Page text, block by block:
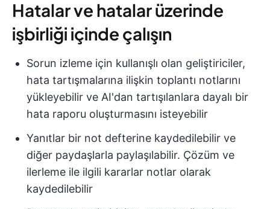
Hatalar ve hatalar üzerinde
işbirliği içinde çalışın
Sorun izleme için kullanışlı olan geliştiriciler,
hata tartışmalarına ilişkin toplantı notlarını
yükleyebilir ve AI'dan tartışılanlara dayalı bir
hata raporu oluşturmasını isteyebilir
Yanıtlar bir not defterine kaydedilebilir ve
diğer paydaşlarla paylaşılabilir. Çözüm ve
ilerleme ile ilgili kararlar notlar olarak
kaydedilebilir